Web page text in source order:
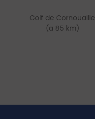
Golf de Cornouaille
(a 85 km)